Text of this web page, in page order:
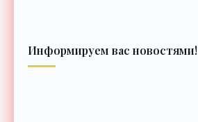
Информируем вас новостями!